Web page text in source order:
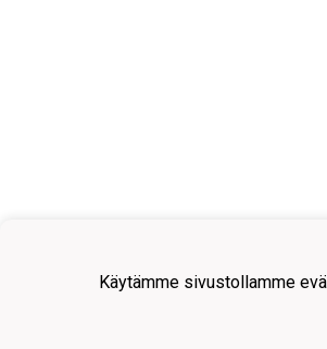
Käytämme sivustollamme